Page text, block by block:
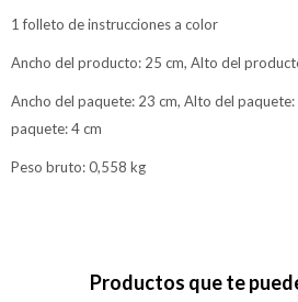
1 folleto de instrucciones a color
Ancho del producto: 25 cm, Alto del
Ancho del paquete: 23 cm, Alto del
paquete: 4 cm
Peso bruto: 0,558 kg
Productos que te